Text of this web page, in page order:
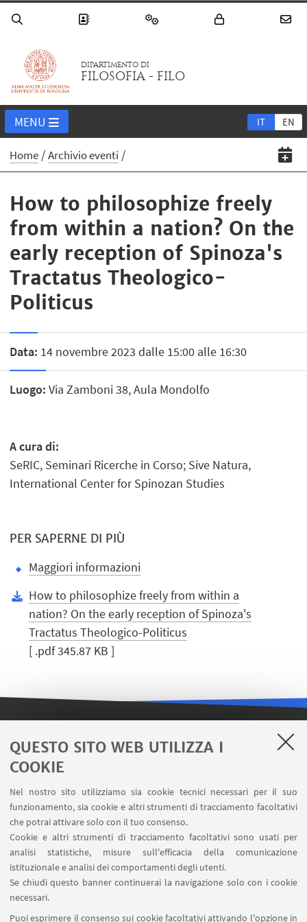
QUESTO SITO WEB UTILIZZA I
COOKIE
Nel nostro sito utilizziamo sia cookie tecnici necessari per il suo
funzionamento, sia cookie e altri strumenti di tracciamento facoltativi
che potrai attivare solo con il tuo consenso.
Cookie e altri strumenti di tracciamento facoltativi sono usati per
analisi statistiche, misure sull'efficacia della comunicazione
istituzionale e analisi dei comportamenti degli utenti.
Se chiudi questo banner continuerai la navigazione solo con i cookie
necessari.
Puoi esprimere il consenso sui cookie facoltativi attivando l'opzione in
DIPARTIMENTO DI
FILOSOFIA - FILO
IT EN
MENU
Home Archivio eventi
How to philosophize freely
from within a nation? On the
early reception of Spinoza's
Tractatus Theologico-
Politicus
Data: 14 novembre 2023 dalle 15:00 alle 16:30
Luogo: Via Zamboni 38, Aula Mondolfo
A cura di:
SeRIC, Seminari Ricerche in Corso; Sive Natura,
International Center for Spinozan Studies
PER SAPERNE DI PIÙ
Maggiori informazioni
How to philosophize freely from within a
nation? On the early reception of Spinoza's
Tractatus Theologico-Politicus
[ .pdf 345.87 KB ]
LINK UTILI
Area riservata FILO
U-Web Missioni
AlmaEsami
AlmaWifi
Proxy: connessione da remoto
InfoPoint Azzo Gardino
SEGUI UNIBO SU: